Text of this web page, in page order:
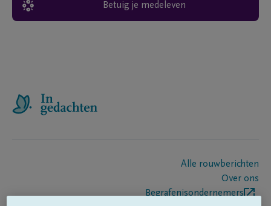
Betuig je medeleven
Alle rouwberichten
Over ons
Begrafenisondernemers